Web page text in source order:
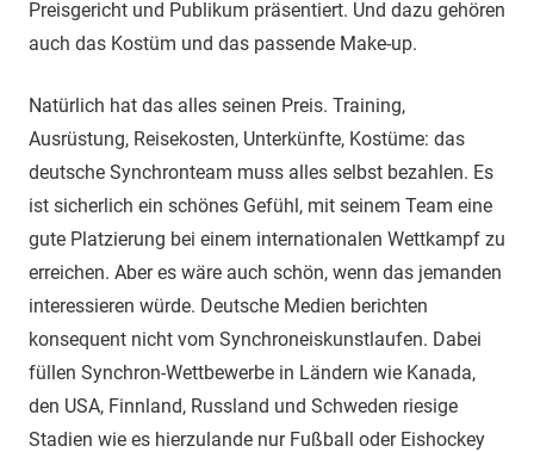
Preisgericht und Publikum präsentiert. Und dazu gehören
auch das Kostüm und das passende Make-up.
Natürlich hat das alles seinen Preis. Training,
Ausrüstung, Reisekosten, Unterkünfte, Kostüme: das
deutsche Synchronteam muss alles selbst bezahlen. Es
ist sicherlich ein schönes Gefühl, mit seinem Team eine
gute Platzierung bei einem internationalen Wettkampf zu
erreichen. Aber es wäre auch schön, wenn das jemanden
interessieren würde. Deutsche Medien berichten
konsequent nicht vom Synchroneiskunstlaufen. Dabei
füllen Synchron-Wettbewerbe in Ländern wie Kanada,
den USA, Finnland, Russland und Schweden riesige
Stadien wie es hierzulande nur Fußball oder Eishockey